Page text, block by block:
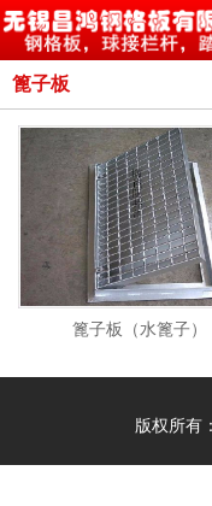
篦子板
篦子板（水篦子）
版权所有